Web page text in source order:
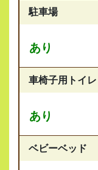
駐車場
あり
車椅子用トイレ
あり
ベビーベッド